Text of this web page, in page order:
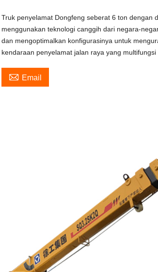
Truk penyelamat Dongfeng seberat 6 ton dengan
menggunakan teknologi canggih dari negara-
dan mengoptimalkan konfigurasinya untuk
kendaraan penyelamat jalan raya yang multifungsi
 Email